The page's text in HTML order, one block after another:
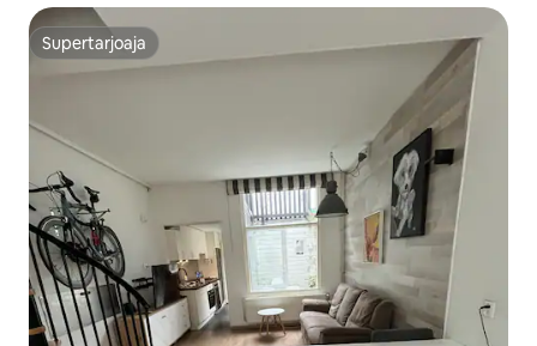
Supertarjoaja
Supertarjoaja